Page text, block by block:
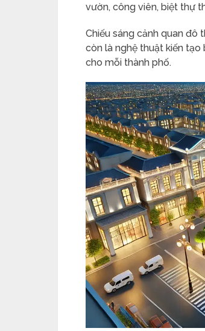
vườn, công viên, biệt thự
Chiếu sáng cảnh quan đô
còn là nghệ thuật kiến
cho mỗi thành phố.